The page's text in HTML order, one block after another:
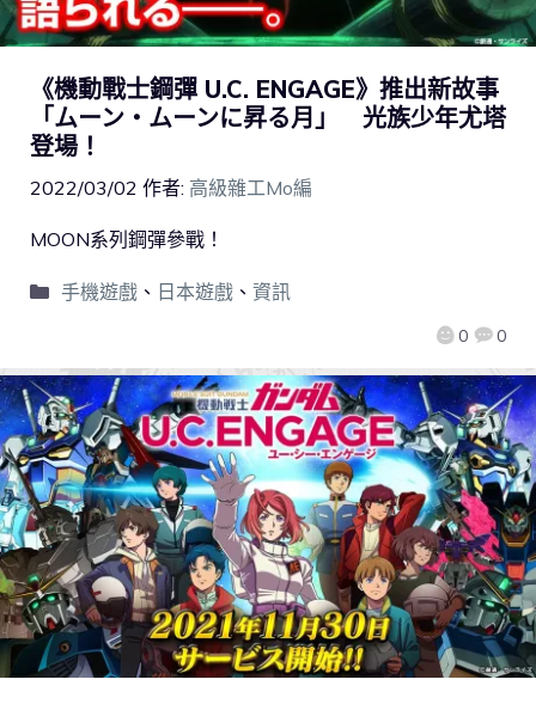
《機動戰士鋼彈 U.C. ENGAGE》推出新故事
「ムーン・ムーンに昇る月」 光族少年尤塔
登場！
2022/03/02 作者: 高級雜工Mo編
0 0
MOON系列鋼彈參戰！
手機遊戲、 日本遊戲、 資訊